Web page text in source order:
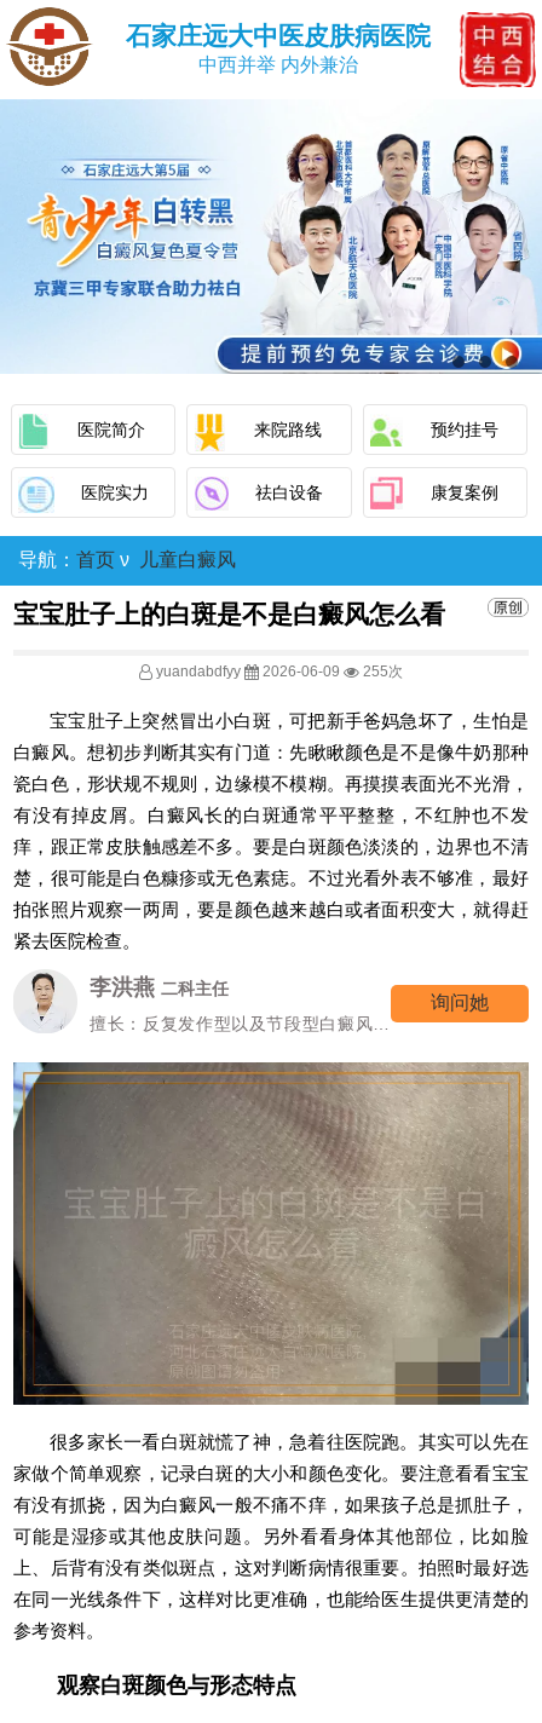
石家庄远大中医皮肤病医院
中西并举 内外兼治
医院简介 来院路线 预约挂号
医院实力 祛白设备 康复案例
导航： 首页 ν 儿童白癜风
宝宝肚子上的白斑是不是白癜风怎么看
yuandabdfyy 2026-06-09 255次
宝宝肚子上突然冒出小白斑，可把新手爸妈急坏了，生怕是
白癜风。想初步判断其实有门道：先瞅瞅颜色是不是像牛奶那种
瓷白色，形状规不规则，边缘模不模糊。再摸摸表面光不光滑，
有没有掉皮屑。白癜风长的白斑通常平平整整，不红肿也不发
痒，跟正常皮肤触感差不多。要是白斑颜色淡淡的，边界也不清
楚，很可能是白色糠疹或无色素痣。不过光看外表不够准，最好
拍张照片观察一两周，要是颜色越来越白或者面积变大，就得赶
紧去医院检查。
高霞 七科主任
擅长：女性/颜面型白癜风的诊治
询问她
很多家长一看白斑就慌了神，急着往医院跑。其实可以先在
家做个简单观察，记录白斑的大小和颜色变化。要注意看看宝宝
有没有抓挠，因为白癜风一般不痛不痒，如果孩子总是抓肚子，
可能是湿疹或其他皮肤问题。另外看看身体其他部位，比如脸
上、后背有没有类似斑点，这对判断病情很重要。拍照时最好选
在同一光线条件下，这样对比更准确，也能给医生提供更清楚的
参考资料。
观察白斑颜色与形态特点